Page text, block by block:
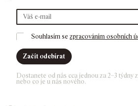
Souhlasím se zpracováním osobních
Začít odebírat
Dostanete od nás cca jednou za 2–3 týdny
nebo co je u nás nového.